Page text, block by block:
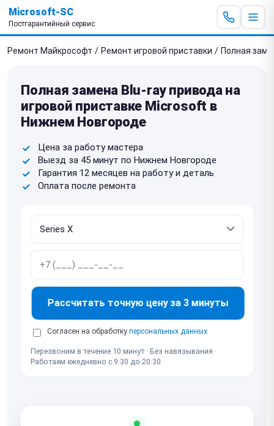
Microsoft-SC
Постгарантийный сервис
Ремонт Майкрософт / Ремонт игровой приставки / Полная
Полная замена Blu-ray привода на
игровой приставке Microsoft в
Нижнем Новгороде
Цена за работу мастера
Выезд за 45 минут по Нижнем Новгороде
Гарантия 12 месяцев на работу и деталь
Оплата после ремонта
Рассчитать точную цену за 3 минуты
Согласен на обработку персональных данных
Перезвоним в течение 10 минут · Без навязывания ·
Работаем ежедневно с 9:30 до 20:30